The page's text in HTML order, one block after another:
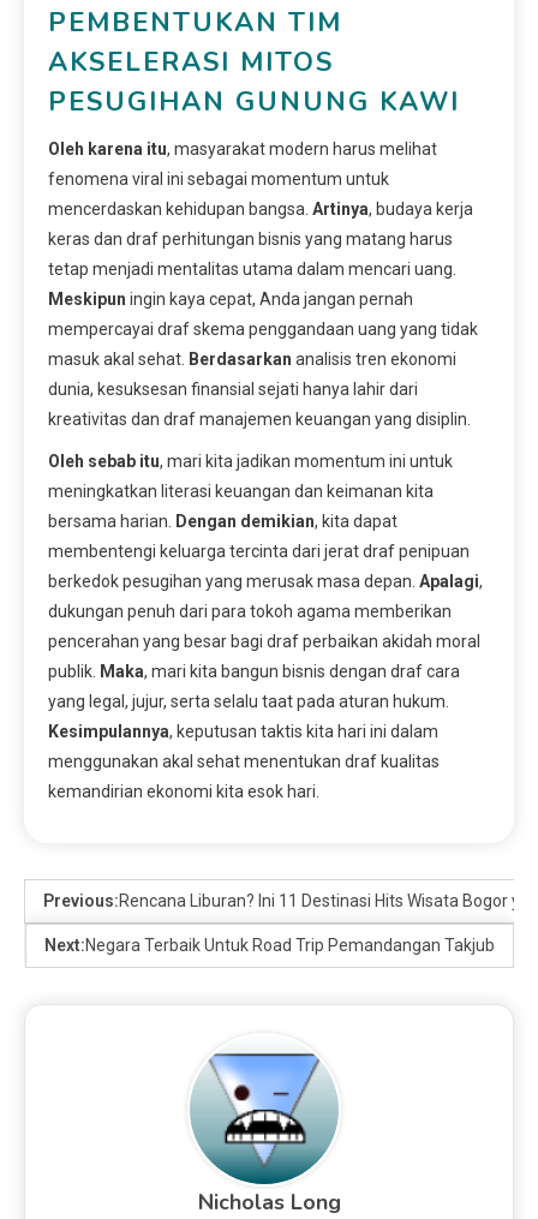
PEMBENTUKAN TIM
AKSELERASI MITOS
PESUGIHAN GUNUNG KAWI
Oleh karena itu, masyarakat modern harus melihat
fenomena viral ini sebagai momentum untuk
mencerdaskan kehidupan bangsa. Artinya, budaya kerja
keras dan draf perhitungan bisnis yang matang harus
tetap menjadi mentalitas utama dalam mencari uang.
Meskipun ingin kaya cepat, Anda jangan pernah
mempercayai draf skema penggandaan uang yang tidak
masuk akal sehat. Berdasarkan analisis tren ekonomi
dunia, kesuksesan finansial sejati hanya lahir dari
kreativitas dan draf manajemen keuangan yang disiplin.
Oleh sebab itu, mari kita jadikan momentum ini untuk
meningkatkan literasi keuangan dan keimanan kita
bersama harian. Dengan demikian, kita dapat
membentengi keluarga tercinta dari jerat draf penipuan
berkedok pesugihan yang merusak masa depan. Apalagi,
dukungan penuh dari para tokoh agama memberikan
pencerahan yang besar bagi draf perbaikan akidah moral
publik. Maka, mari kita bangun bisnis dengan draf cara
yang legal, jujur, serta selalu taat pada aturan hukum.
Kesimpulannya, keputusan taktis kita hari ini dalam
menggunakan akal sehat menentukan draf kualitas
kemandirian ekonomi kita esok hari.
Previous:Rencana Liburan? Ini 11 Destinasi Hits Wisata Bogor
Next:Negara Terbaik Untuk Road Trip Pemandangan Takjub
Nicholas Long